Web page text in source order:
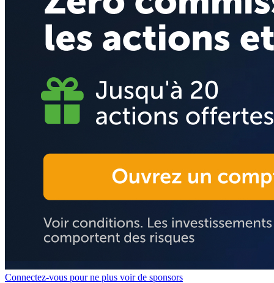
Connectez-vous pour ne plus voir de sponsors